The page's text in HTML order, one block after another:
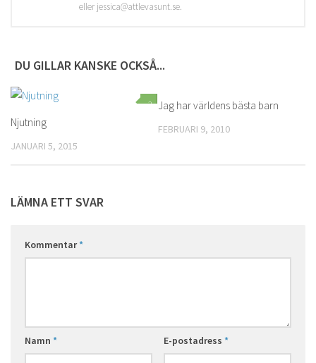
eller jessica@attlevasunt.se.
DU GILLAR KANSKE OCKSÅ...
2
Njutning
JANUARI 5, 2015
Jag har världens bästa barn
FEBRUARI 9, 2010
LÄMNA ETT SVAR
Kommentar*
Namn * E-postadress *